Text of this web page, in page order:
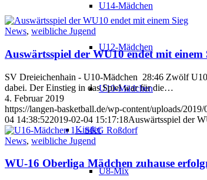
U14-Mädchen
U12-Mädchen
U10-Mädchen
Kinder
U8-Mix
News, weibliche Jugend
Auswärtsspiel der WU10 endet mit einem
SV Dreieichenhain - U10-Mädchen 28:46 Zwölf
dabei. Der Einstieg in das Spiel war für die…
4. Februar 2019
https://langen-basketball.de/wp-content/uploads/
04 14:38:522019-02-04 15:17:18Auswärtsspiel der
News, weibliche Jugend
WU-16 Oberliga Mädchen zuhause